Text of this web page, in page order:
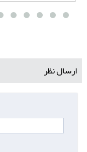
ارسال نظر